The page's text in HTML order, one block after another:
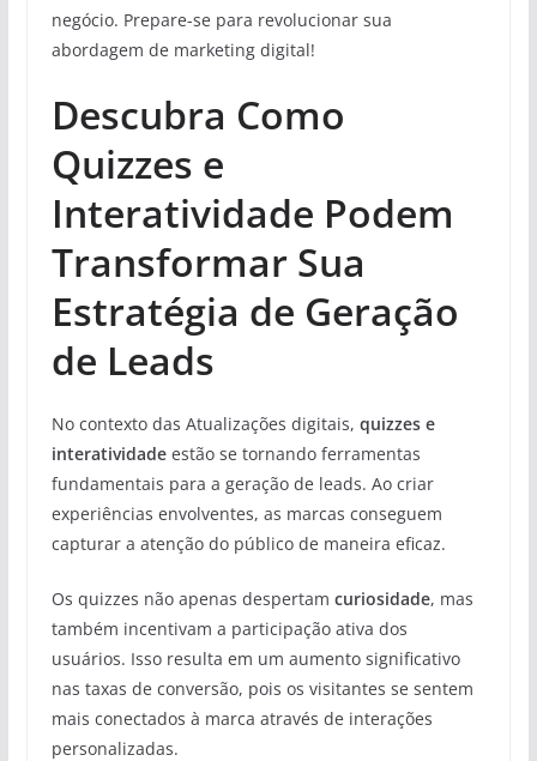
negócio. Prepare-se para revolucionar sua
abordagem de marketing digital!
Descubra Como
Quizzes e
Interatividade Podem
Transformar Sua
Estratégia de Geração
de Leads
No contexto das Atualizações digitais, quizzes e
interatividadeestão se tornando ferramentas
fundamentais para a geração de leads. Ao criar
experiências envolventes, as marcas conseguem
capturar a atenção do público de maneira eficaz.
Os quizzes não apenas despertam curiosidade, mas
também incentivam a participação ativa dos
usuários. Isso resulta em um aumento significativo
nas taxas de conversão, pois os visitantes se sentem
mais conectados à marca através de interações
personalizadas.